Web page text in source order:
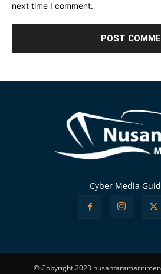
next time I comment.
Cyber Media
© Copyright 2023